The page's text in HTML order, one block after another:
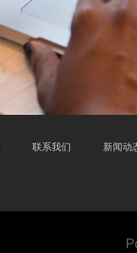
联系我们 新闻动